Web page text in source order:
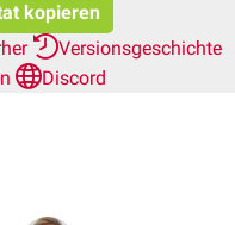
kopieren
Versionsgeschichte
Discord